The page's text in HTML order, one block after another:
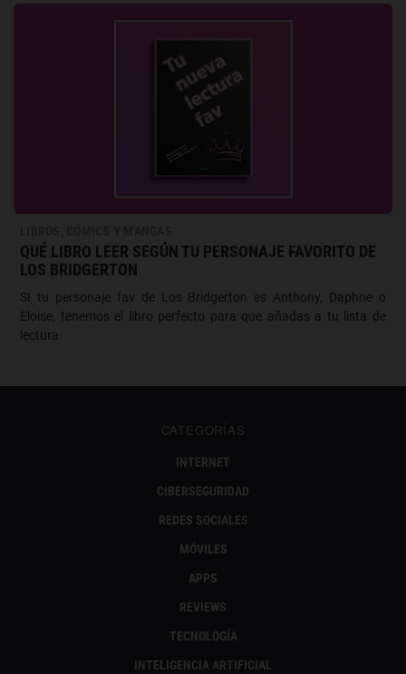
QUÉ LIBRO LEER SEGÚN TU PERSONAJE FAVORITO DE
LOS BRIDGERTON
SI tu personaje fav de Los Bridgerton es Anthony, Daphne o
Eloise, tenemos el libro perfecto para que añadas a tu lista de
lectura.
CATEGORÍAS
INTERNET
CIBERSEGURIDAD
REDES SOCIALES
MÓVILES
APPS
REVIEWS
TECNOLOGÍA
INTELIGENCIA ARTIFICIAL